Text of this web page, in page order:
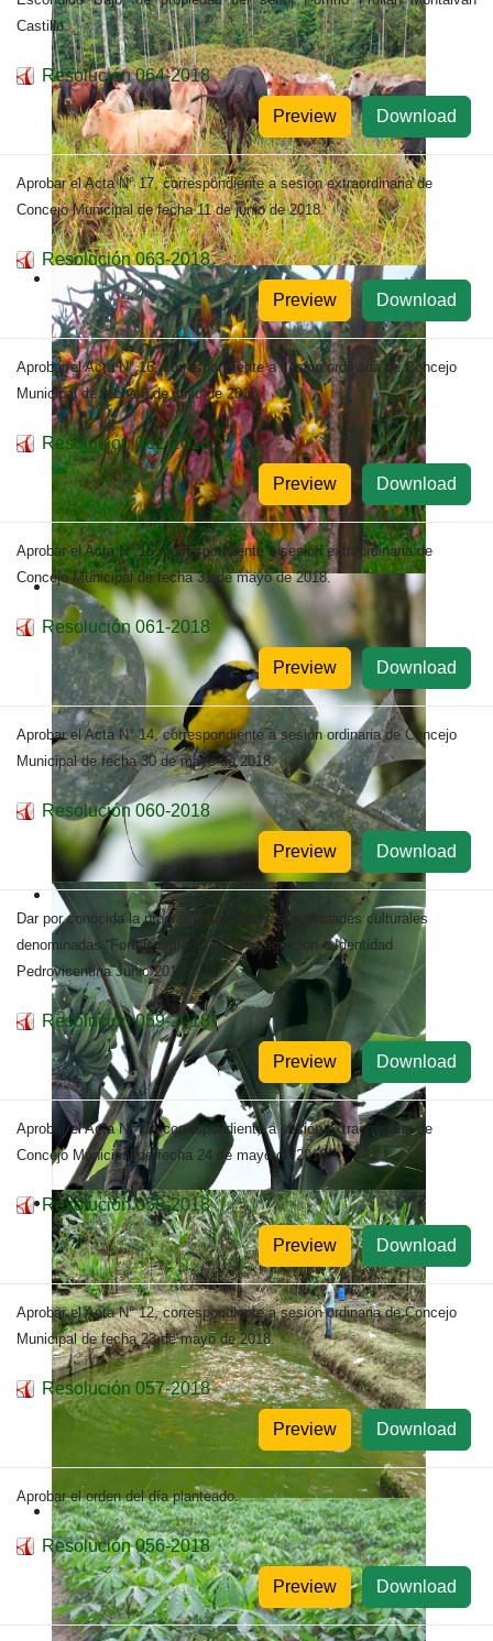
Castillo.
Resolución 064-2018
Download
Preview
Aprobar el Acta N° 17, correspondiente a sesión extraordinaria de
Concejo Municipal de fecha 11 de junio de 2018.
Resolución 063-2018
Download
Preview
Aprobar el Acta N° 16, correspondiente a sesión ordinaria de Concejo
Municipal de fecha 6 de junio de 2018.
Resolución 062-2018
Download
Preview
Aprobar el Acta N° 15, correspondiente a sesión extraordinaria de
Concejo Municipal de fecha 31 de mayo de 2018.
Resolución 061-2018
Download
Preview
Aprobar el Acta N° 14, correspondiente a sesión ordinaria de Concejo
Municipal de fecha 30 de mayo de 2018.
Resolución 060-2018
Download
Preview
Dar por conocida la programación para las actividades culturales
denominadas “Fortalecimiento de la Integración e Identidad
Pedrovicentina Junio 2018".
Resolución 059-2018
Download
Preview
Aprobar el Acta N° 13, correspondiente a sesión extraordinaria de
Concejo Municipal de fecha 24 de mayo de 2018.
Resolución 058-2018
Download
Preview
Aprobar el Acta N° 12, correspondiente a sesión ordinaria de Concejo
Municipal de fecha 23 de mayo de 2018.
Resolución 057-2018
Download
Preview
Aprobar el orden del día planteado.
Resolución 056-2018
Download
Preview